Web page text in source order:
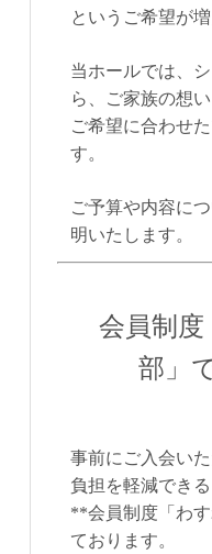
というご希望が増
当ホールでは、
ら、ご家族の想
ご希望に合わせ
す。
ご予算や内容に
明いたします。
会員制
部」
事前にご入会い
負担を軽減できる
**会員制度「わ
ております。